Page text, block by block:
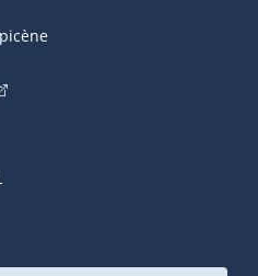
hyperlien externe s'ouvrira